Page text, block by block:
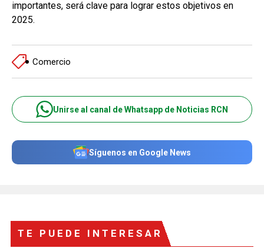
importantes, será clave para lograr estos objetivos en
2025.
Comercio
Unirse al canal de Whatsapp de Noticias RCN
Síguenos en Google News
TE PUEDE INTERESAR